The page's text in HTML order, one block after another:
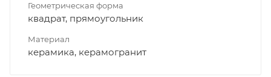
Геометрическая форма
квадрат, прямоугольник
Материал
керамика, керамогранит